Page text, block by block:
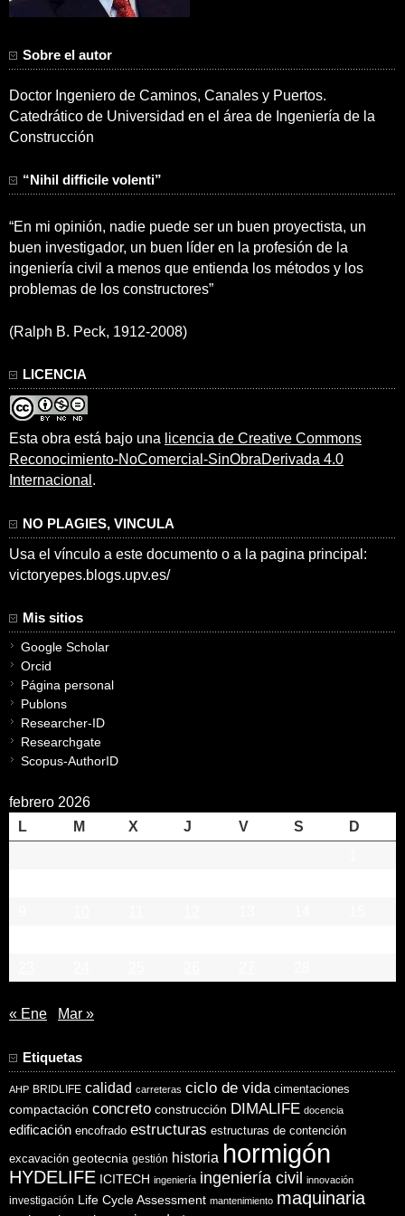
Sobre el autor
Doctor Ingeniero de Caminos, Canales y Puertos.
Catedrático de Universidad en el área de Ingeniería de la
Construcción
“Nihil difficile volenti”
“En mi opinión, nadie puede ser un buen proyectista, un
buen investigador, un buen líder en la profesión de la
ingeniería civil a menos que entienda los métodos y los
problemas de los constructores”
(Ralph B. Peck, 1912-2008)
LICENCIA
Esta obra está bajo una licencia de Creative Commons
Reconocimiento-NoComercial-SinObraDerivada 4.0
Internacional .
NO PLAGIES, VINCULA
Usa el vínculo a este documento o a la pagina principal:
victoryepes.blogs.upv.es/
Mis sitios
Google Scholar
Orcid
Página personal
Publons
Researcher-ID
Researchgate
Scopus-AuthorID
febrero 2026
L
M X J V S
D
« Ene Mar »
Etiquetas
AHP BRIDLIFE calidad carreteras ciclo de vida cimentaciones
compactación concreto construcción DIMALIFE docencia
edificación encofrado estructuras estructuras de contención
excavación geotecnia gestión historia hormigón
HYDELIFE ICITECH ingeniería ingeniería civil innovación
investigación Life Cycle Assessment mantenimiento maquinaria